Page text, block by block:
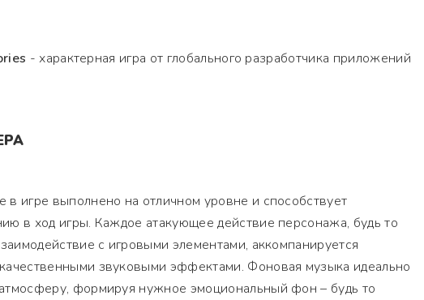
- характерная игра от глобального разработчика приложений
игре выполнено на отличном уровне и способствует
в ход игры. Каждое атакующее действие персонажа, будь то
с игровыми элементами, аккомпанируется
звуковыми эффектами. Фоновая музыка идеально
формируя нужное эмоциональный фон – будь то